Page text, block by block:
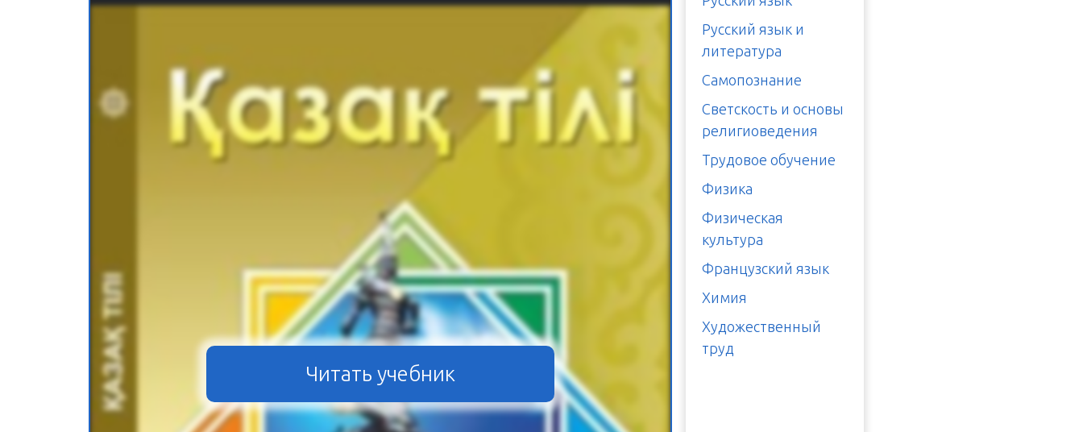
Читать учебник
Русский язык и
литература
Самопознание
Светскость и основы
религиоведения
Трудовое обучение
Физика
Физическая
культура
Французский язык
Химия
Художественный
труд